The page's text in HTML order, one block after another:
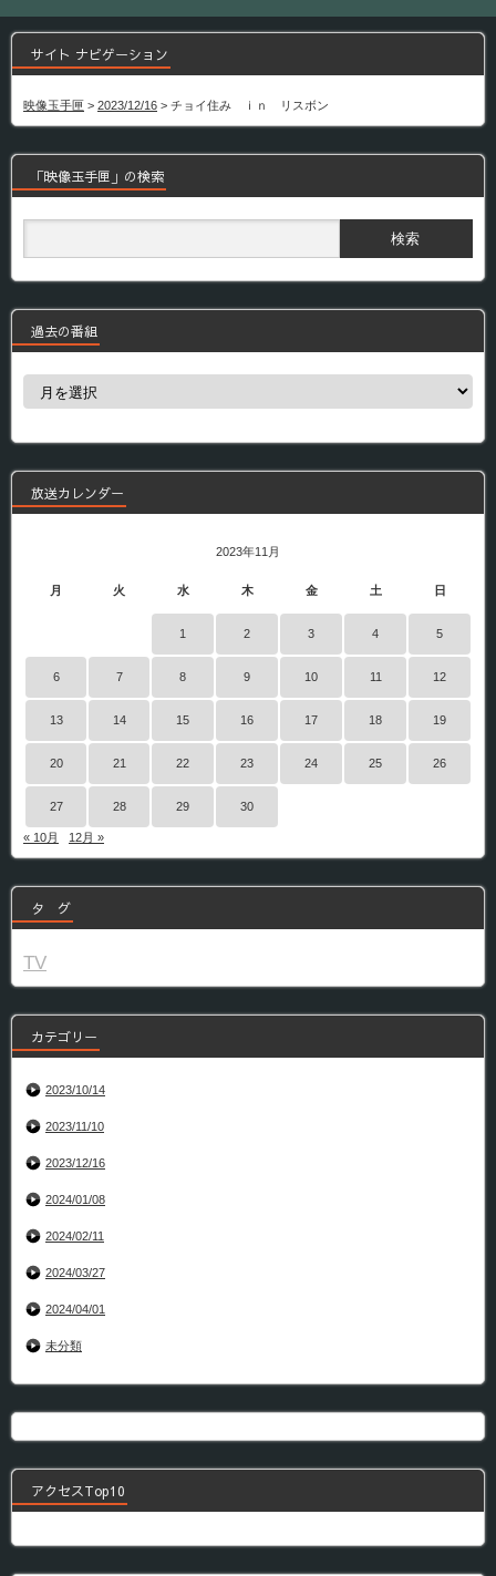
サイト ナビゲーション
映像玉手匣 > 2023/12/16 > チョイ住み ｉｎ リスボン
「映像玉手匣」の検索
過去の番組
過
組
放送カレンダー
2023年11月
月 火 水 木 金 土 日
1 2 3 4 5
6 7 8 9 10 11 12
13 14 15 16 17 18 19
20 21 22 23 24 25 26
27 28 29 30
« 10月 12月 »
タ グ
TV
カテゴリー
2023/10/14
2023/11/10
2023/12/16
2024/01/08
2024/02/11
2024/03/27
2024/04/01
未分類
アクセスTop10